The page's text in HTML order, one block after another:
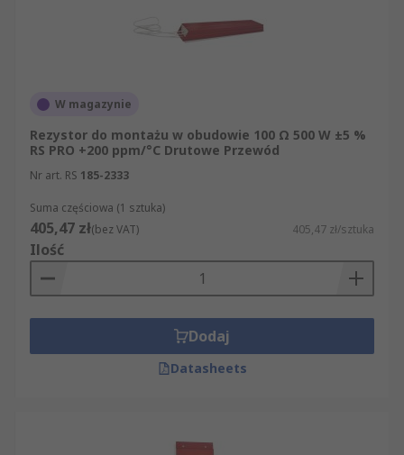
W magazynie
Rezystor do montażu w obudowie 100 Ω 500 W ±5 %
RS PRO +200 ppm/°C Drutowe Przewód
Nr art. RS 185-2333
Suma częściowa (1 sztuka)
405,47 zł(bez VAT) 405,47 zł/sztuka
Ilość
Dodaj
Datasheets